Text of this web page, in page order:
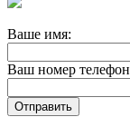
Ваше имя:
Ваш номер